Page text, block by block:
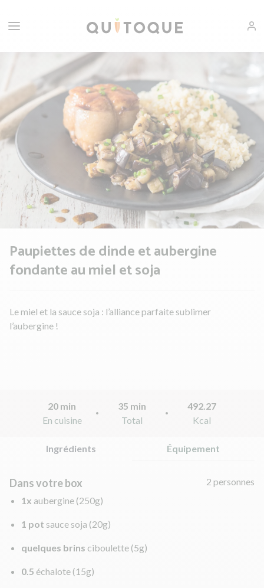
Paupiettes de dinde et aubergine
fondante au miel et soja
Le miel et la sauce soja : l’alliance parfaite sublimer
l’aubergine !
20 min
En cuisine
35 min
Total
492.27
Kcal
Ingrédients Équipement
Dans votre box
2 personnes
1x aubergine (250g)
1 pot sauce soja (20g)
quelques brins ciboulette (5g)
0.5 échalote (15g)